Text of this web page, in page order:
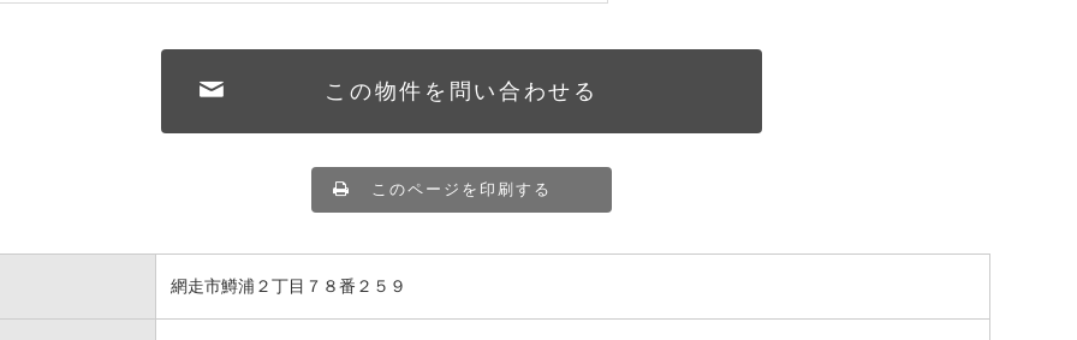
この物件を問い合わせる
このページを印刷する
網走市鱒浦２丁目７８番２５９